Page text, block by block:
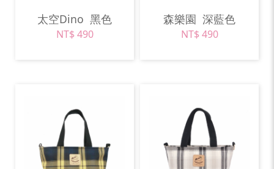
太空Dino 黑色
NT$ 490
森樂園 深藍色
NT$ 490